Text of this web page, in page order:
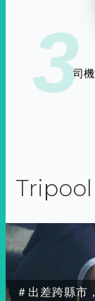
3司
Tripool
＃出差跨縣市